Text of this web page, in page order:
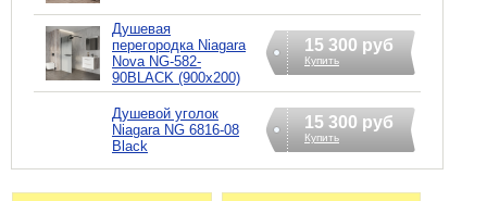
Душевая
перегородка Niagara
Nova NG-582-
90BLACK (900x200)
15 300 руб
Купить
Душевой уголок
Niagara NG 6816-08
Black
15 300 руб
Купить